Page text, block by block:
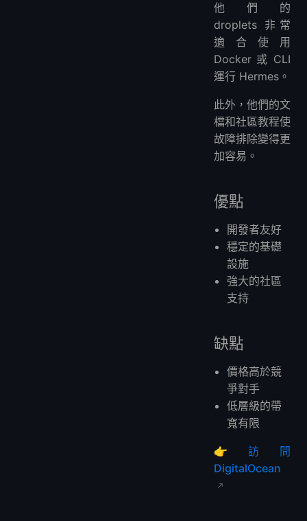
他們的
droplets 非常
適合使用
Docker 或 CLI
運行 Hermes。
此外，他們的文
檔和社區教程使
故障排除變得更
加容易。
優點
開發者友好
穩定的基礎
設施
強大的社區
支持
缺點
價格高於競
爭對手
低層級的帶
寬有限
👉 訪問
DigitalOcean